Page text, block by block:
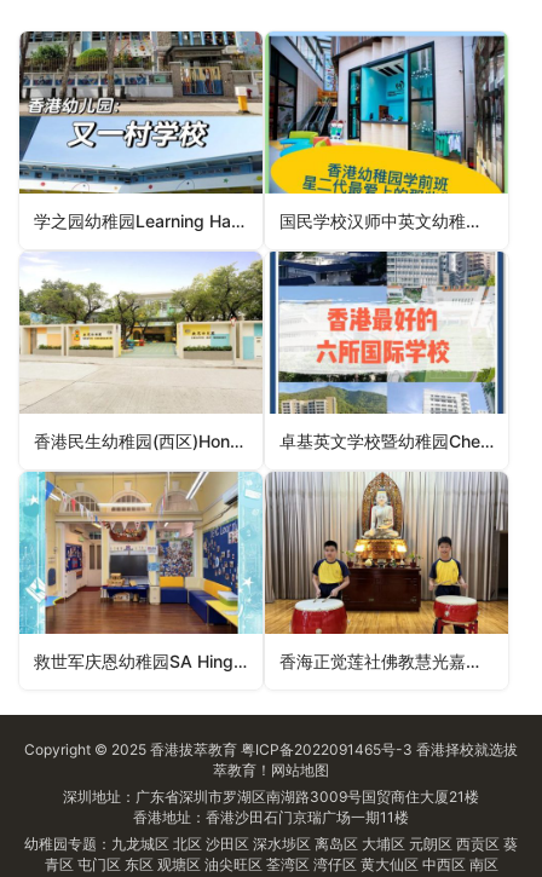
学之园幼稚园Learning Habitat Kindergarten（葵青区幼稚园） 国民学校汉师中英文幼稚园Kwok Man Vernachlar Normal Anglo-Chinese Kindergarten（离岛区幼稚园）
香港民生幼稚园(西区)Hong Kong Man Sang Kindergarten (Western District)（中西区幼稚园） 卓基英文学校暨幼稚园Cherish English School & Kindergarten（中西区幼稚园）
救世军庆恩幼稚园SA Hing Yan Kindergarten（西贡区幼稚园） 香海正觉莲社佛教慧光嘉福幼稚园HHCKLA Buddhist Wai Kwong Ka Fuk Kindergarten（北区幼稚园）
Copyright © 2025 香港拔萃教育 粤ICP备2022091465号-3 香港择校就选拔
萃教育！ 网站地图
深圳地址：广东省深圳市罗湖区南湖路3009号国贸商住大厦21楼
香港地址：香港沙田石门京瑞广场一期11楼
幼稚园专题： 九龙城区 北区 沙田区 深水埗区 离岛区 大埔区 元朗区 西贡区 葵
青区 屯门区 东区 观塘区 油尖旺区 荃湾区 湾仔区 黄大仙区 中西区 南区